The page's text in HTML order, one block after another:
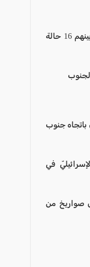
- الصّحة الإسرائيليّة: إحالة 6008 مُصابين إلى المستشفيات منذ بدء الحرب... بينهم 16 حالة
باتجاه جنوب
في
صواريخ من